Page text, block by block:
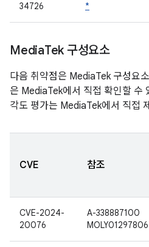
34726
*
MediaTek 구성요소
다음 취약점은 MediaTek 구성요
은 MediaTek에서 직접 확인할 수
각도 평가는 MediaTek에서 직접
CVE 참조
CVE-2024-
20076
A-338887100
MOLY01297806